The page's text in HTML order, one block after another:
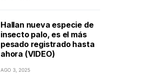
Hallan nueva especie de
insecto palo, es el más
pesado registrado hasta
ahora (VIDEO)
AGO 3, 2025